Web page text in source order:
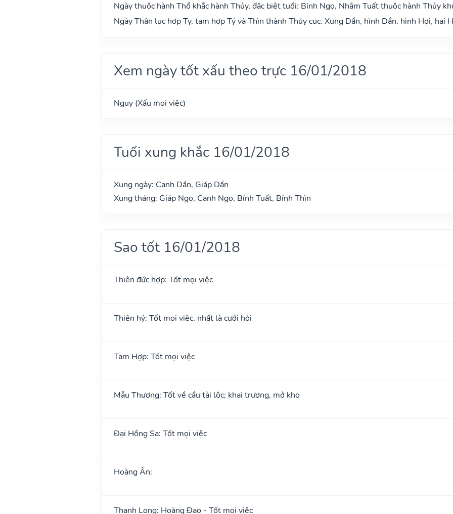
Ngày thuộc hành Thổ khắc hành Thủy, đặc biệt tuổi: Bính Ngọ, Nhâm Tuất thuộc hành Thủy
Ngày Thân lục hợp Tỵ, tam hợp Tý và Thìn thành Thủy cục. Xung Dần, hình Dần, hình Hợi, hại
Xem ngày tốt xấu theo trực 16/01/2018
Nguy (Xấu mọi việc)
Tuổi xung khắc 16/01/2018
Xung ngày: Canh Dần, Giáp Dần
Xung tháng: Giáp Ngọ, Canh Ngọ, Bính Tuất, Bính Thìn
Sao tốt 16/01/2018
Thiên đức hợp: Tốt mọi việc
Thiên hỷ: Tốt mọi việc, nhất là cưới hỏi
Tam Hợp: Tốt mọi việc
Mẫu Thương: Tốt về cầu tài lộc; khai trương, mở kho
Đại Hồng Sa: Tốt mọi việc
Hoàng Ân:
Thanh Long: Hoàng Đạo - Tốt mọi việc